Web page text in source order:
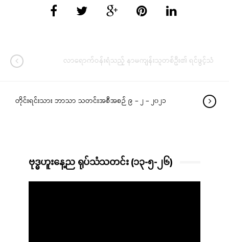
လာရောက်ဝန်းရံသည့် နာမကျန်းသူတစ်ဦး၏ ရင်ဖွင့်သံ
တိုင်းရင်းသား ဘာသာ သတင်းအစီအစဉ် ၉ – ၂ – ၂၀၂၁
ဗုဒ္ဓဟူးနေ့ည ရုပ်သံသတင်း (၁၃-၅-၂၆)